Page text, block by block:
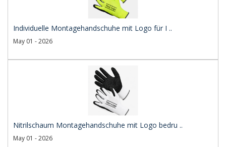
Individuelle Montagehandschuhe mit Logo für I ..
May 01 - 2026
Nitrilschaum Montagehandschuhe mit Logo bedru ..
May 01 - 2026